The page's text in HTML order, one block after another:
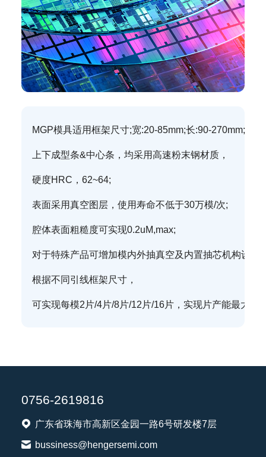
MGP模具适用框架尺寸;宽:20-85mm;长:90-270mm;
上下成型条&中心条，均采用高速粉末钢材质，
硬度HRC，62~64;
表面采用真空图层，使用寿命不低于30万模/次;
腔体表面粗糙度可实现0.2uM,max;
对于特殊产品可增加模内外抽真空及内置抽芯机构设计;
根据不同引线框架尺寸，
可实现每模2片/4片/8片/12片/16片，实现片产能最大化
0756-2619816
广东省珠海市高新区金园一路6号研发楼7层
bussiness@hengersemi.com